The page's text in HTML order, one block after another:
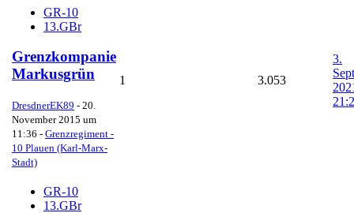
GR-10
13.GBr
Grenzkompanie
Markusgrün
DresdnerEK89 - 20.
November 2015 um
11:36 - Grenzregiment -
10 Plauen (Karl-Marx-
Stadt)
1 3.053
3.
GR-10
13.GBr